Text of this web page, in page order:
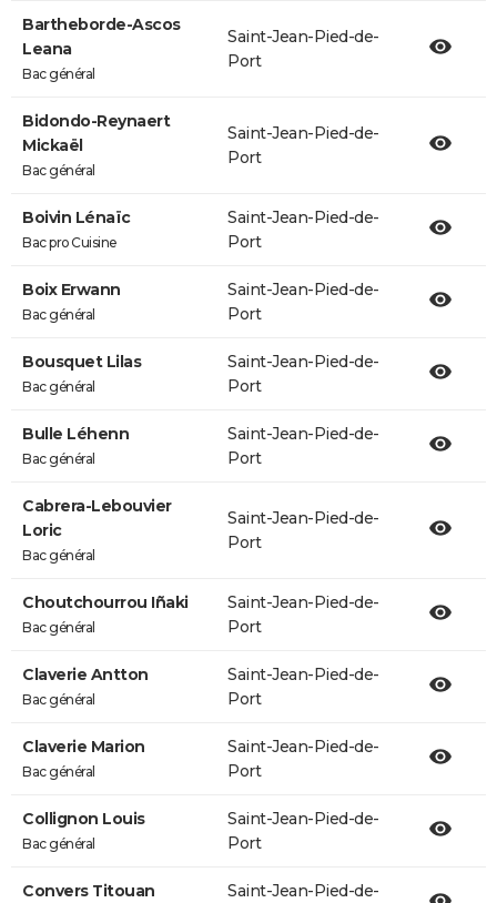
Bartheborde-Ascos
Leana
Bac général
Saint-Jean-Pied-de-
Port
Bidondo-Reynaert
Mickaël
Bac général
Saint-Jean-Pied-de-
Port
Boivin Lénaïc
Bac pro Cuisine
Saint-Jean-Pied-de-
Port
Boix Erwann
Bac général
Saint-Jean-Pied-de-
Port
Bousquet Lilas
Bac général
Saint-Jean-Pied-de-
Port
Bulle Léhenn
Bac général
Saint-Jean-Pied-de-
Port
Cabrera-Lebouvier
Loric
Bac général
Saint-Jean-Pied-de-
Port
Choutchourrou Iñaki
Bac général
Saint-Jean-Pied-de-
Port
Claverie Antton
Bac général
Saint-Jean-Pied-de-
Port
Claverie Marion
Bac général
Saint-Jean-Pied-de-
Port
Collignon Louis
Bac général
Saint-Jean-Pied-de-
Port
Convers Titouan Saint-Jean-Pied-de-